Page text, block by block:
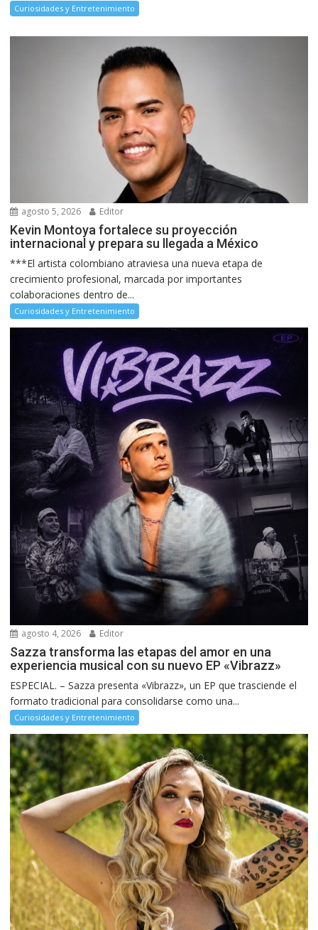
Curiosidades y Entretenimiento
agosto 5, 2026 Editor
Kevin Montoya fortalece su proyección
internacional y prepara su llegada a México
***El artista colombiano atraviesa una nueva etapa de
crecimiento profesional, marcada por importantes
colaboraciones dentro de...
Curiosidades y Entretenimiento
agosto 4, 2026 Editor
Sazza transforma las etapas del amor en una
experiencia musical con su nuevo EP «Vibrazz»
ESPECIAL. – Sazza presenta «Vibrazz», un EP que trasciende el
formato tradicional para consolidarse como una...
Curiosidades y Entretenimiento